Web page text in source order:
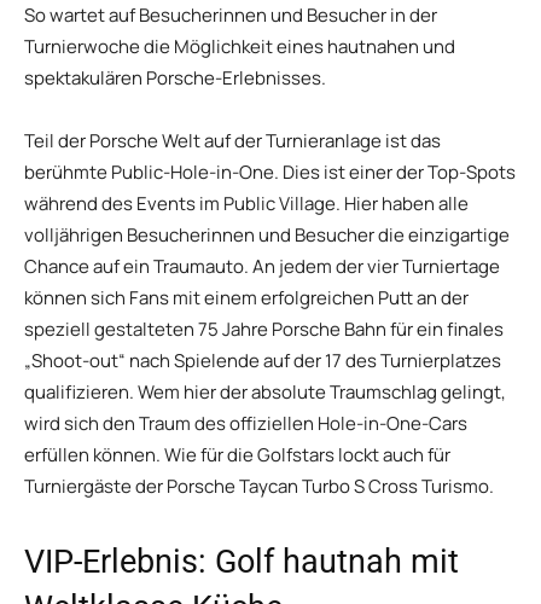
So wartet auf Besucherinnen und Besucher in der
Turnierwoche die Möglichkeit eines hautnahen und
spektakulären Porsche-Erlebnisses.
Teil der Porsche Welt auf der Turnieranlage ist das
berühmte Public-Hole-in-One. Dies ist einer der Top-Spots
während des Events im Public Village. Hier haben alle
volljährigen Besucherinnen und Besucher die einzigartige
Chance auf ein Traumauto. An jedem der vier Turniertage
können sich Fans mit einem erfolgreichen Putt an der
speziell gestalteten 75 Jahre Porsche Bahn für ein finales
„Shoot-out“ nach Spielende auf der 17 des Turnierplatzes
qualifizieren. Wem hier der absolute Traumschlag gelingt,
wird sich den Traum des offiziellen Hole-in-One-Cars
erfüllen können. Wie für die Golfstars lockt auch für
Turniergäste der Porsche Taycan Turbo S Cross Turismo.
VIP-Erlebnis: Golf hautnah mit